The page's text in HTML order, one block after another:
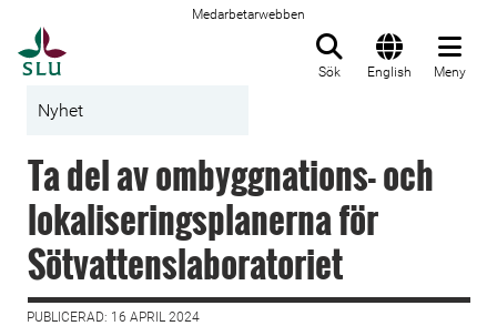
Medarbetarwebben
Sök English Meny
Nyhet
Ta del av ombyggnations- och
lokaliseringsplanerna för
Sötvattenslaboratoriet
PUBLICERAD: 16 APRIL 2024